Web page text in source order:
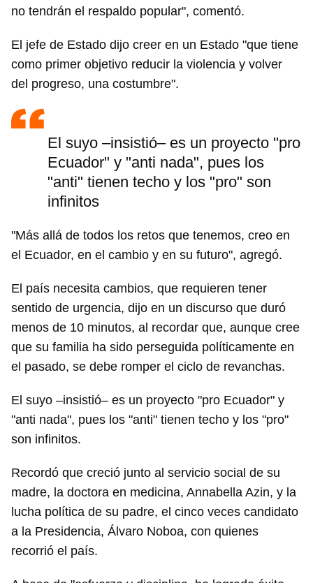
no tendrán el respaldo popular", comentó.
El jefe de Estado dijo creer en un Estado "que tiene
como primer objetivo reducir la violencia y volver
del progreso, una costumbre".
El suyo –insistió– es un proyecto "pro
Ecuador" y "anti nada", pues los
"anti" tienen techo y los "pro" son
infinitos
"Más allá de todos los retos que tenemos, creo en
el Ecuador, en el cambio y en su futuro", agregó.
El país necesita cambios, que requieren tener
sentido de urgencia, dijo en un discurso que duró
menos de 10 minutos, al recordar que, aunque cree
que su familia ha sido perseguida políticamente en
el pasado, se debe romper el ciclo de revanchas.
El suyo –insistió– es un proyecto "pro Ecuador" y
"anti nada", pues los "anti" tienen techo y los "pro"
son infinitos.
Recordó que creció junto al servicio social de su
madre, la doctora en medicina, Annabella Azin, y la
lucha política de su padre, el cinco veces candidato
a la Presidencia, Álvaro Noboa, con quienes
recorrió el país.